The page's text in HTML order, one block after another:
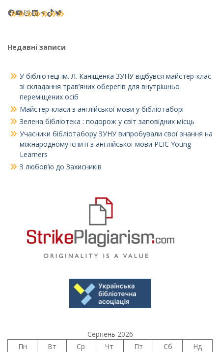
Facebook
YouTube
Instagram
LinkedIn
Telegram
TikTok
Twitter
Недавні записи
У бібліотеці ім. Л. Каніщенка ЗУНУ відбувся майстер-клас
зі складання трав’яних оберегів для внутрішньо
переміщених осіб
Майстер‑класи з англійської мови у бібліотаборі
Зелена бібліотека : подорож у світ заповідних місць
Учасники бібліотабору ЗУНУ випробували свої знання на
міжнародному іспиті з англійської мови PEIC Young
Learners
З любов’ю до Захисників
Серпень 2026
Пн
Вт Ср Чт Пт Сб Нд